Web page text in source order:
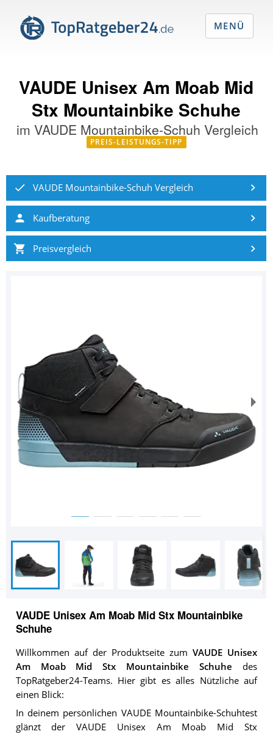
VAUDE Unisex Am Moab Mid
Stx Mountainbike Schuhe
imVAUDE Mountainbike-Schuh Vergleich
PREIS-LEISTUNGS-TIPP
VAUDE Mountainbike-Schuh Vergleich
Kaufberatung
Preisvergleich
VAUDE Unisex Am Moab Mid Stx Mountainbike
Schuhe
Willkommen auf der Produktseite zum VAUDE Unisex
Am Moab Mid Stx Mountainbike Schuhe des
TopRatgeber24-Teams. Hier gibt es alles Nützliche auf
einen Blick:
In deinem persönlichen VAUDE Mountainbike-Schuhtest
glänzt der VAUDE Unisex Am Moab Mid Stx
MENÜ